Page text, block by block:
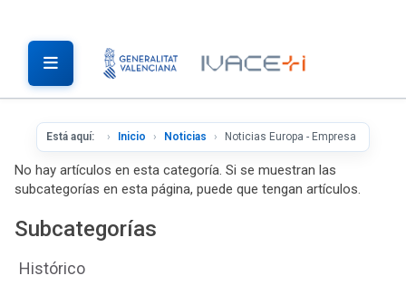
Está aquí: Inicio Noticias Noticias Europa - Empresa
No hay artículos en esta categoría. Si se muestran las
subcategorías en esta página, puede que tengan artículos.
Subcategorías
Histórico